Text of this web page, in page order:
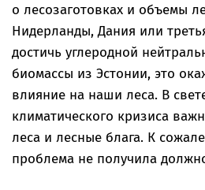
о лесозаготовках и объемы
Нидерланды, Дания или
достичь углеродной
биомассы из Эстонии, это
влияние на наши леса. В
климатического кризиса
леса и лесные блага. К
проблема не получила